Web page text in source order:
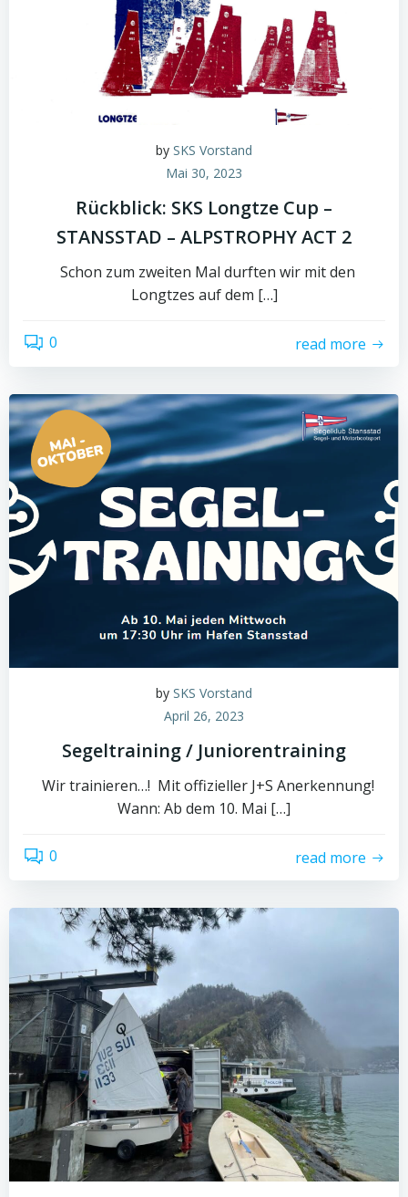
by SKS Vorstand
Mai 30, 2023
Rückblick: SKS Longtze Cup –
STANSSTAD – ALPSTROPHY ACT 2
Schon zum zweiten Mal durften wir mit den
Longtzes auf dem […]
0 read more
by SKS Vorstand
April 26, 2023
Segeltraining / Juniorentraining
Wir trainieren…! Mit offizieller J+S Anerkennung!
Wann: Ab dem 10. Mai […]
0 read more